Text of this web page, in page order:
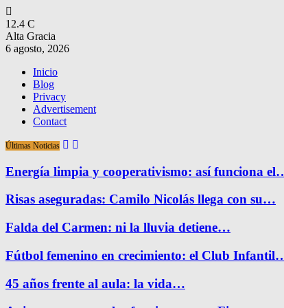
12.4 C
Alta Gracia
6 agosto, 2026
Inicio
Blog
Privacy
Advertisement
Contact
Últimas Noticias
Energía limpia y cooperativismo: así funciona
Risas aseguradas: Camilo Nicolás llega con su…
Falda del Carmen: ni la lluvia detiene…
Fútbol femenino en crecimiento: el Club
45 años frente al aula: la vida…